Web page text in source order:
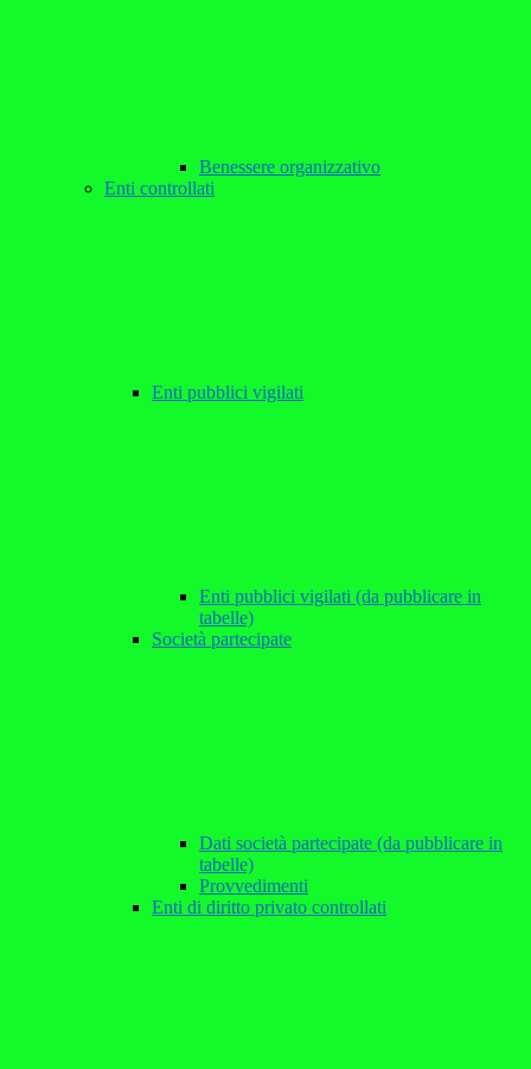
Benessere organizzativo
Enti controllati
Enti pubblici vigilati
Enti pubblici vigilati (da pubblicare in
tabelle)
Società partecipate
Dati società partecipate (da pubblicare in
tabelle)
Provvedimenti
Enti di diritto privato controllati